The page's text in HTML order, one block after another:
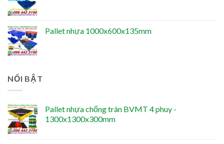
Pallet nhựa 1000x600x135mm
NỔI BẬT
Pallet nhựa chống tràn BVMT 4 phuy -
1300x1300x300mm